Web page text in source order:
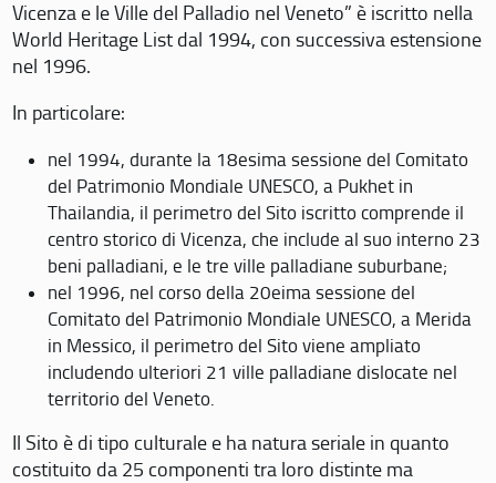
Vicenza e le Ville del Palladio nel Veneto” è iscritto nella
World Heritage List dal 1994, con successiva estensione
nel 1996.
In particolare:
nel 1994, durante la 18esima sessione del Comitato
del Patrimonio Mondiale UNESCO, a Pukhet in
Thailandia, il perimetro del Sito iscritto comprende il
centro storico di Vicenza, che include al suo interno 23
beni palladiani, e le tre ville palladiane suburbane;
nel 1996, nel corso della 20eima sessione del
Comitato del Patrimonio Mondiale UNESCO, a Merida
in Messico, il perimetro del Sito viene ampliato
includendo ulteriori 21 ville palladiane dislocate nel
territorio del Veneto.
Il Sito è di tipo culturale e ha natura seriale in quanto
costituito da 25 componenti tra loro distinte ma